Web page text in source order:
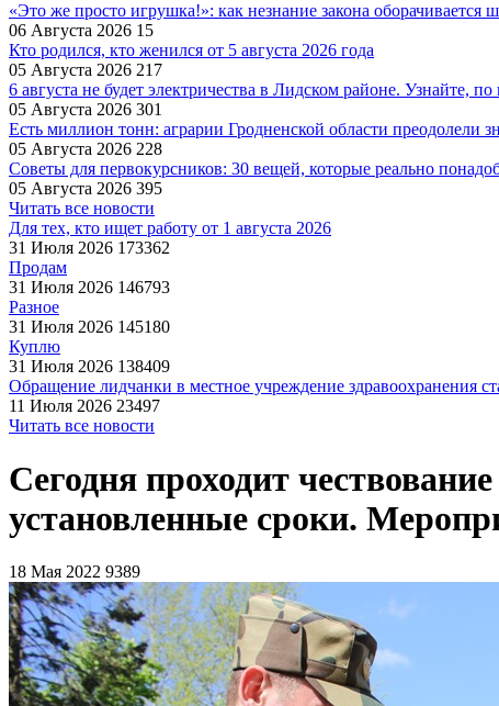
«Это же просто игрушка!»: как незнание закона оборачивается
06 Августа 2026 15
Кто родился, кто женился от 5 августа 2026 года
05 Августа 2026 217
6 августа не будет электричества в Лидском районе. Узнайте,
05 Августа 2026 301
Есть миллион тонн: аграрии Гродненской области преодолели
05 Августа 2026 228
Советы для первокурсников: 30 вещей, которые реально
05 Августа 2026 395
Читать все новости
Для тех, кто ищет работу от 1 августа 2026
31 Июля 2026 173362
Продам
31 Июля 2026 146793
Разное
31 Июля 2026 145180
Куплю
31 Июля 2026 138409
Обращение лидчанки в местное учреждение здравоохранения
11 Июля 2026 23497
Читать все новости
Сегодня проходит
установленные сроки.
18 Мая 2022 9389